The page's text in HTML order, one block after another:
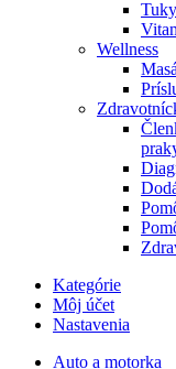
Tuky
Wellness
Kategórie
Môj účet
Nastavenia
Auto a motorka